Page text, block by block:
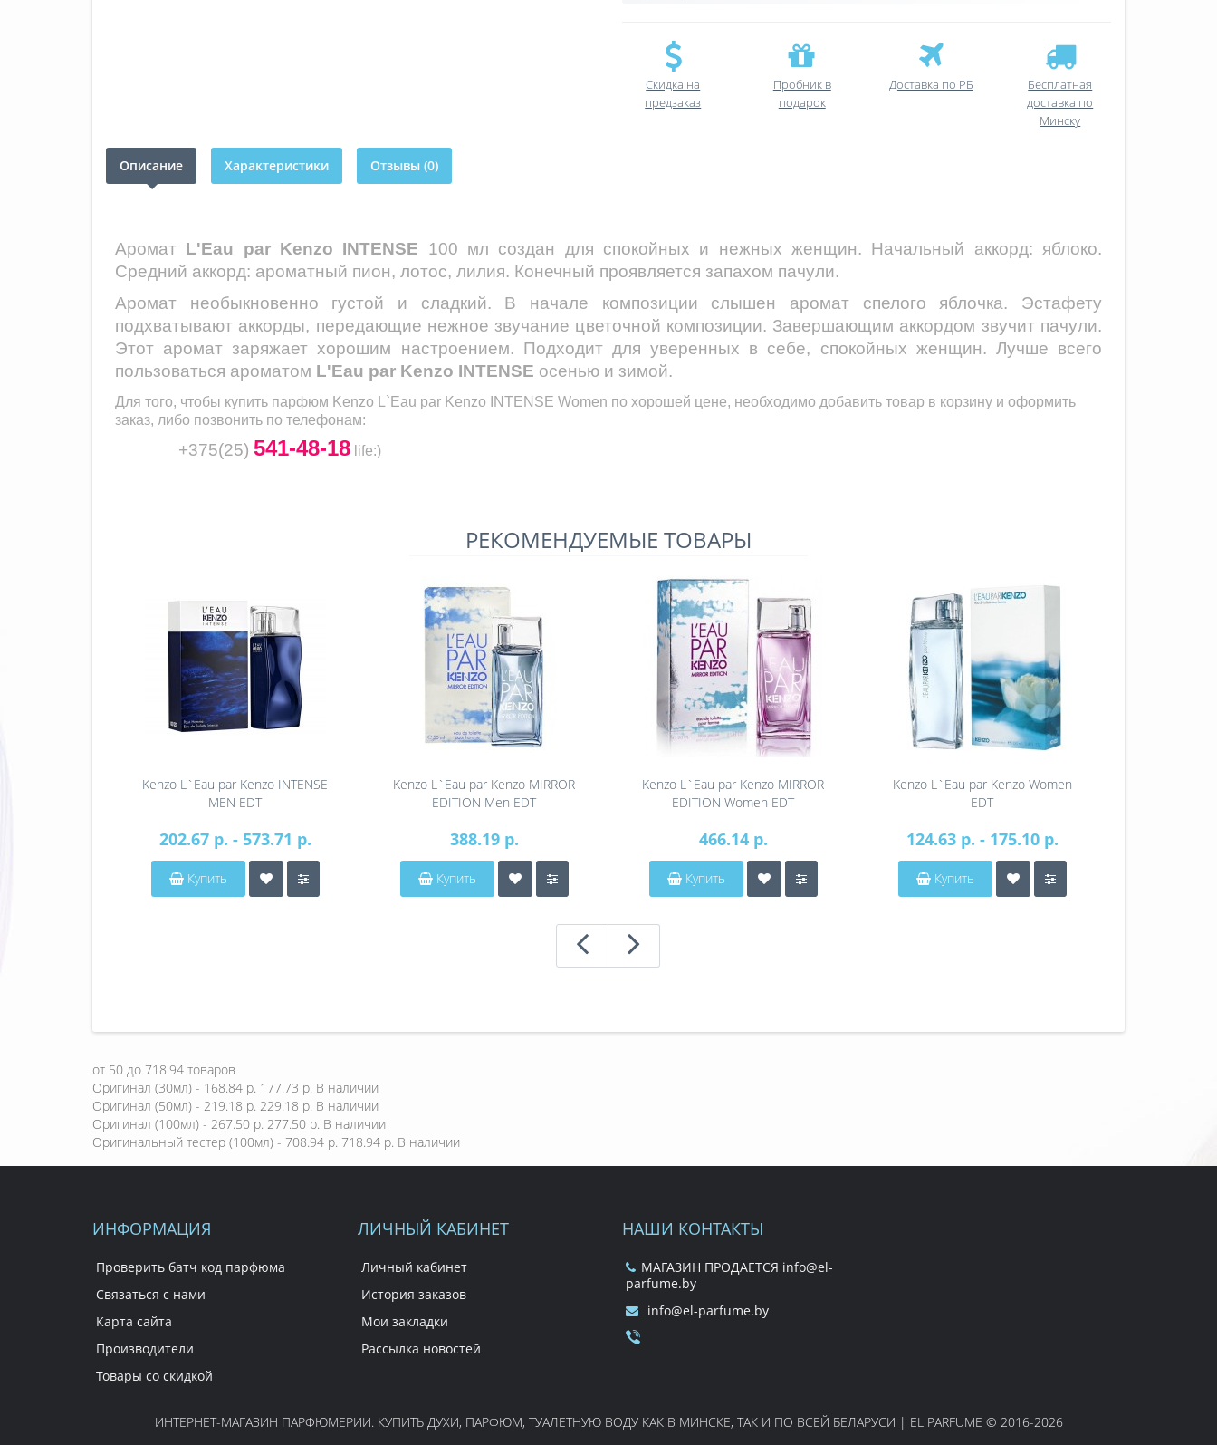
Скидка на
предзаказ
Пробник в
подарок
Доставка по РБ
Бесплатная
доставка по
Минску
Описание Характеристики Отзывы (0)
Аромат L'Eau par Kenzo INTENSE 100 мл создан для спокойных и нежных женщин. Начальный аккорд: яблоко.
Средний аккорд: ароматный пион, лотос, лилия. Конечный проявляется запахом пачули.
Аромат необыкновенно густой и сладкий. В начале композиции слышен аромат спелого яблочка. Эстафету
подхватывают аккорды, передающие нежное звучание цветочной композиции. Завершающим аккордом звучит пачули.
Этот аромат заряжает хорошим настроением. Подходит для уверенных в себе, спокойных женщин. Лучше всего
пользоваться ароматом L'Eau par Kenzo INTENSE осенью и зимой.
Для того, чтобы купить парфюм Kenzo L`Eau par Kenzo INTENSE Women по хорошей цене, необходимо добавить товар в корзину и оформить
заказ, либо позвонить по телефонам:
+375(25) 541-48-18 life:)
РЕКОМЕНДУЕМЫЕ ТОВАРЫ
Kenzo L`Eau par Kenzo INTENSE
MEN EDT
202.67 р. - 573.71 р.
Купить
Kenzo L`Eau par Kenzo MIRROR
EDITION Men EDT
388.19 р.
Купить
Kenzo L`Eau par Kenzo MIRROR
EDITION Women EDT
466.14 р.
Купить
Kenzo L`Eau par Kenzo Women
EDT
124.63 р. - 175.10 р.
Купить
от 50 до 718.94 товаров
Оригинал (30мл) - 168.84 р. 177.73 р. В наличии
Оригинал (50мл) - 219.18 р. 229.18 р. В наличии
Оригинал (100мл) - 267.50 р. 277.50 р. В наличии
Оригинальный тестер (100мл) - 708.94 р. 718.94 р. В наличии
ИНФОРМАЦИЯ
Проверить батч код парфюма
Связаться с нами
Карта сайта
Производители
Товары со скидкой
ЛИЧНЫЙ КАБИНЕТ
Личный кабинет
История заказов
Мои закладки
Рассылка новостей
НАШИ КОНТАКТЫ
МАГАЗИН ПРОДАЕТСЯ info@el-
parfume.by
info@el-parfume.by
ИНТЕРНЕТ-МАГАЗИН ПАРФЮМЕРИИ. КУПИТЬ ДУХИ, ПАРФЮМ, ТУАЛЕТНУЮ ВОДУ КАК В МИНСКЕ, ТАК И ПО ВСЕЙ БЕЛАРУСИ | EL PARFUME © 2016-2026